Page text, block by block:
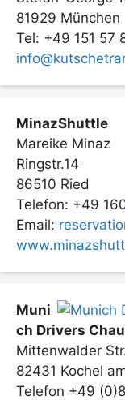
81929 München
Tel: +49 151 57
MinazShuttle
Mareike Minaz
Ringstr.14
86510 Ried
Telefon: +49
Email:
Muni
ch Drivers
Mittenwalder
82431 Kochel
Telefon +49